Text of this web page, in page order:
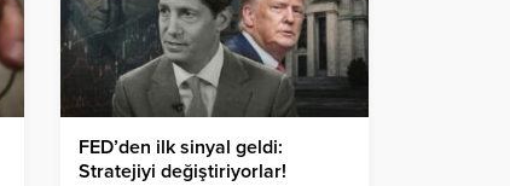
FED’den ilk sinyal geldi:
Stratejiyi değiştiriyorlar!